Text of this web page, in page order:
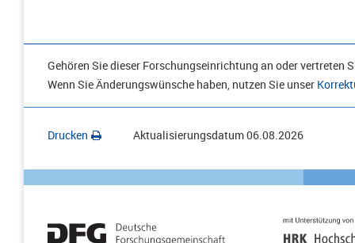
Gehören Sie dieser Forschungseinrichtung an oder vertreten
Wenn Sie Änderungswünsche haben, nutzen Sie unser
Drucken Aktualisierungsdatum06.08.2026